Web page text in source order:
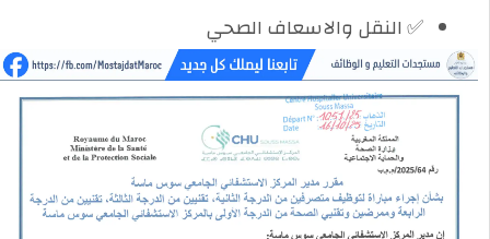
✅ النقل والاسعاف الصحي